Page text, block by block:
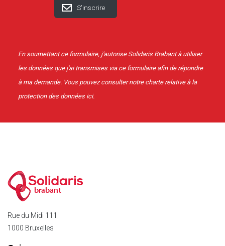
En soumettant ce formulaire, j'autorise Solidaris Brabant à utiliser
les données que j'ai transmises via ce formulaire afin de répondre
à ma demande. Vous pouvez consulter notre charte relative à la
protection des données ici.
brabant
Rue du Midi 111
1000 Bruxelles